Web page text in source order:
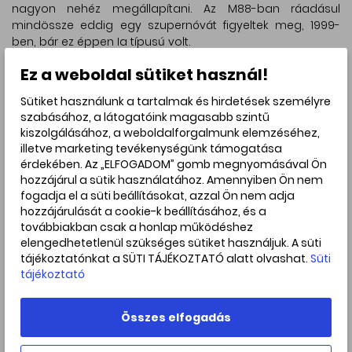
nagyon nehéz megállapítani. Az M88-ban ráadásul
mindössze eddig egy szupernóvát figyeltek meg, 1999-
ben, bár ez éppen Ia típusú volt.
A távolság továbbá becsülhető a vöröseltolódás alapján.
Mivel az Univerzum tágul, ezért minél messzebb van egy
galaxis, annál gyorsabban is távolodik. Azonban ez sem
ilyen egyszerű: a galaxisok maguk is mozognak, ami
jelentősen befolyásolhatja a vöröseltolódás mértékét. Ezek
a módszerek tehát nem mindig adnak pontosan azonos
eredményt.
A Messier 88 úgynevezett kettes típusú Seyfert-galaxis. Ez
egy különleges galaxistípus. A galaxis magja aktív, ami azt
jelenti, hogy a galaxis középpontja a szokásosnál sokkal
több energiát sugároz ki. Ennek oka a galaxis
centrumában levő szupernagy tömegű fekete lyuk, amely
folyamatosan anyagot nyel el. A befogott anyag,
sugárzást bocsát ki. A Messier 88 központi fekete lyukának
tömege akár 80 millió naptömegnyi is lehet.
A Seyfert-galaxisokat két fő csoportra osztják: A kettes
Ez a weboldal sütiket használ!
Sütiket használunk a tartalmak és hirdetések személyre
szabásához, a látogatóink magasabb szintű
kiszolgálásához, a weboldalforgalmunk elemzéséhez,
illetve marketing tevékenységünk támogatása
érdekében. Az „ELFOGADOM” gomb megnyomásával Ön
hozzájárul a sütik használatához. Amennyiben Ön nem
fogadja el a süti beállításokat, azzal Ön nem adja
hozzájárulását a cookie-k beállításához, és a
továbbiakban csak a honlap működéshez
elengedhetetlenül szükséges sütiket használjuk. A süti
tájékoztatónkat a SÜTI TÁJÉKOZTATÓ alatt olvashat. Süti
tájékoztató
Összes elfogadás